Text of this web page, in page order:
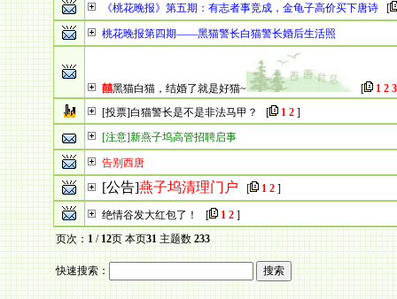
《桃花晚报》第五期：有志者事竞成，金龟子高价买下唐诗 [
桃花晚报第四期——黑猫警长白猫警长婚后生活照
囍黑猫白猫，结婚了就是好猫~ [ 1 2 3
[投票]白猫警长是不是非法马甲？
[ 1 2 ]
[注意]新燕子坞高管招聘启事
告别西唐
[公告]燕子坞清理门户 [ 1 2 ]
绝情谷发大红包了！ [ 1 2 ]
页次： 1 /12页 本页31 主题数 233
快速搜索：